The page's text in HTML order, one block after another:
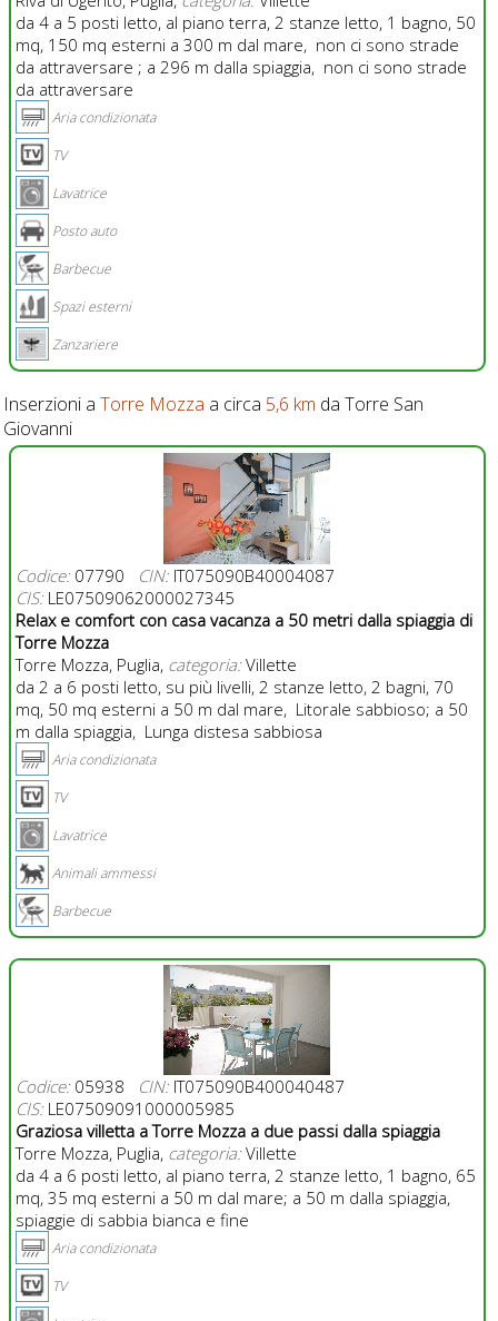
da 4 a 5 posti letto, al piano terra, 2 stanze letto, 1 bagno, 50
mq, 150 mq esterni a 300 m dal mare, non ci sono strade
da attraversare ; a 296 m dalla spiaggia, non ci sono strade
da attraversare
Aria condizionata
TV
Lavatrice
Posto auto
Barbecue
Spazi esterni
Zanzariere
Inserzioni a Torre Mozza a circa 5,6 km da Torre San
Giovanni
Codice:07790 CIN:IT075090B40004087
CIS:LE07509062000027345
Relax e comfort con casa vacanza a 50 metri dalla spiaggia di
Torre Mozza
Torre Mozza, Puglia, categoria:Villette
da 2 a 6 posti letto, su più livelli, 2 stanze letto, 2 bagni, 70
mq, 50 mq esterni a 50 m dal mare, Litorale sabbioso; a 50
m dalla spiaggia, Lunga distesa sabbiosa
Aria condizionata
TV
Lavatrice
Animali ammessi
Barbecue
Codice:05938 CIN:IT075090B400040487
CIS:LE07509091000005985
Graziosa villetta a Torre Mozza a due passi dalla spiaggia
Torre Mozza, Puglia, categoria:Villette
da 4 a 6 posti letto, al piano terra, 2 stanze letto, 1 bagno, 65
mq, 35 mq esterni a 50 m dal mare; a 50 m dalla spiaggia,
spiaggie di sabbia bianca e fine
Aria condizionata
TV